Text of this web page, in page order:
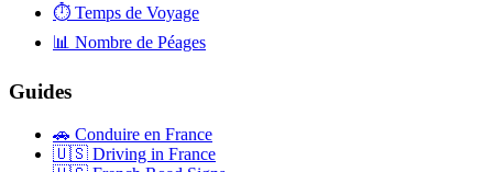
⏱️ Temps de Voyage
📊 Nombre de Péages
Guides
🚗 Conduire en France
🇺🇸 Driving in France